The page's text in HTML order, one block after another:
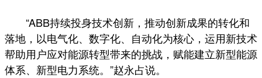
“ABB持续投身技术创新，推动创新成果的转化和
落地，以电气化、数字化、自动化为核心，运用新技术
帮助用户应对能源转型带来的挑战，赋能建立新型能源
体系、新型电力系统。”赵永占说。